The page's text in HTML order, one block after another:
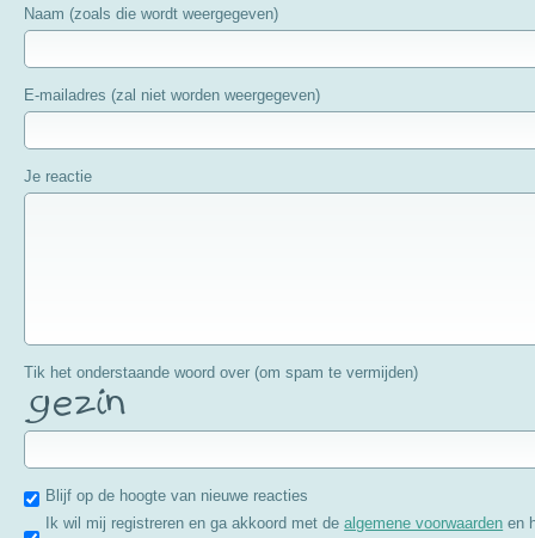
Naam (zoals die wordt weergegeven)
E-mailadres (zal niet worden weergegeven)
Je reactie
Tik het onderstaande woord over (om spam te vermijden)
Blijf op de hoogte van nieuwe reacties
Ik wil mij registreren en ga akkoord met dealgemene voorwaarden en